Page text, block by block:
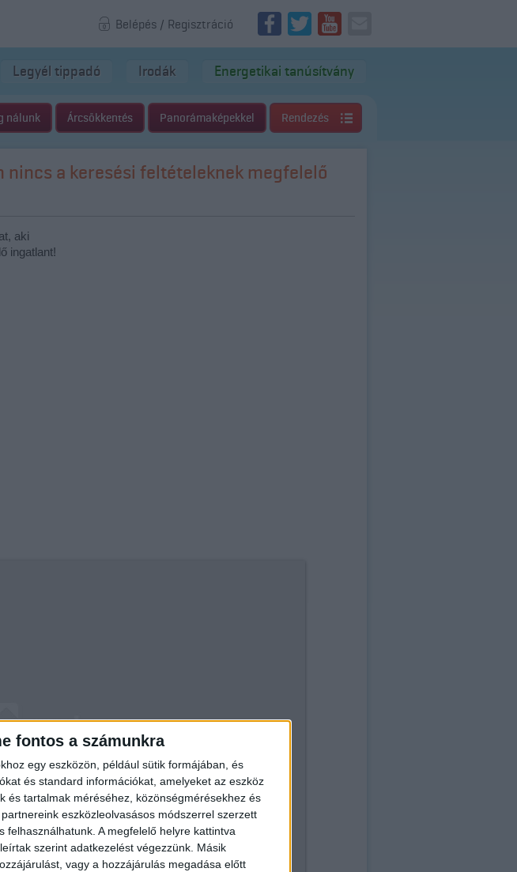
fontos a számunkra
egy eszközön, például sütik formájában, és
és standard információkat, amelyeket az eszköz
és tartalmak méréséhez, közönségmérésekhez és
eszközleolvasásos módszerrel szerzett
A megfelelő helyre kattintva
szerint adatkezelést végezzünk. Másik
vagy a hozzájárulás megadása előtt
Belépés / Regisztráció
Legyél tippadó Irodák Energetikai tanúsítvány
nálunk Árcsökkentés Panorámaképekkel Rendezés
a keresési feltételeknek megfelelő
aki
ingatlant!